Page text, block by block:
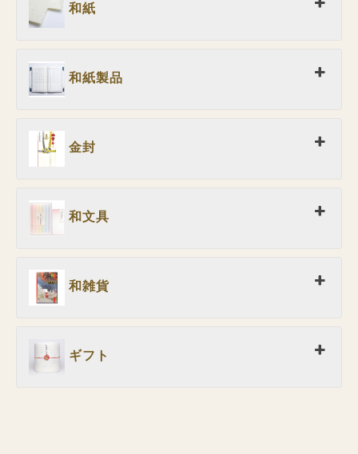
和紙
和紙製品
金封
和文具
和雑貨
ギフト